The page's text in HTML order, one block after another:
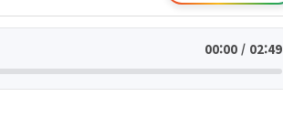
00:00 / 02:49